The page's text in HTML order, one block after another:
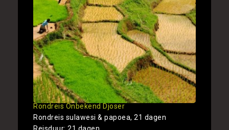
Rondreis Onbekend Djoser
Rondreis sulawesi & papoea, 21 dagen
Reisduur: 21 dagen